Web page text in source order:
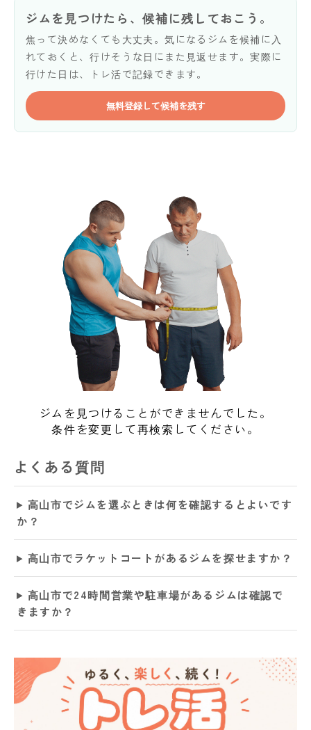
ジムを見つけたら、候補に残しておこう。
焦って決めなくても大丈夫。気になるジムを候補に入
れておくと、行けそうな日にまた見返せます。実際に
行けた日は、トレ活で記録できます。
無料登録して候補を残す
ジムを見つけることができませんでした。
条件を変更して再検索してください。
よくある質問
高山市でジムを選ぶときは何を確認するとよいです
か？
高山市でラケットコートがあるジムを探せますか？
高山市で24時間営業や駐車場があるジムは確認で
きますか？